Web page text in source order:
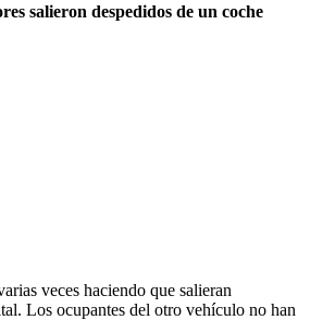
salieron despedidos de un coche
veces haciendo que salieran
Los ocupantes del otro vehículo no han